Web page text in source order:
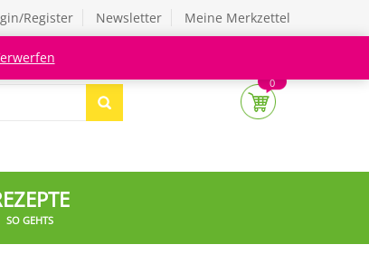
Register Newsletter Meine Merkzettel
0
SO GEHTS